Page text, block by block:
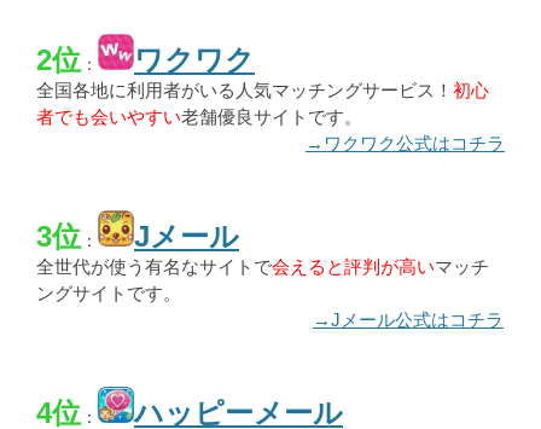
2位 ： ワクワク
全国各地に利用者がいる人気マッチングサービス！ 初心
者でも会いやすい老舗優良サイトです。
→ワクワク公式はコチラ
3位 ： Jメール
全世代が使う有名なサイトで会えると評判が高いマッチ
ングサイトです。
→Jメール公式はコチラ
4位 ： ハッピーメール